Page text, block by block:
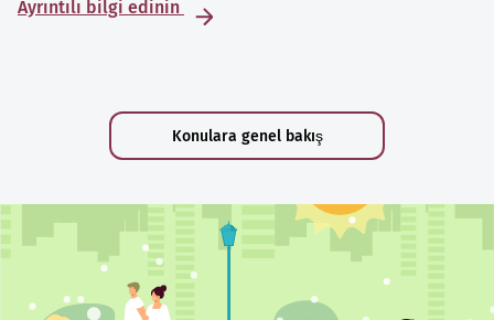
Ayrıntılı bilgi edinin
Konulara genel bakış